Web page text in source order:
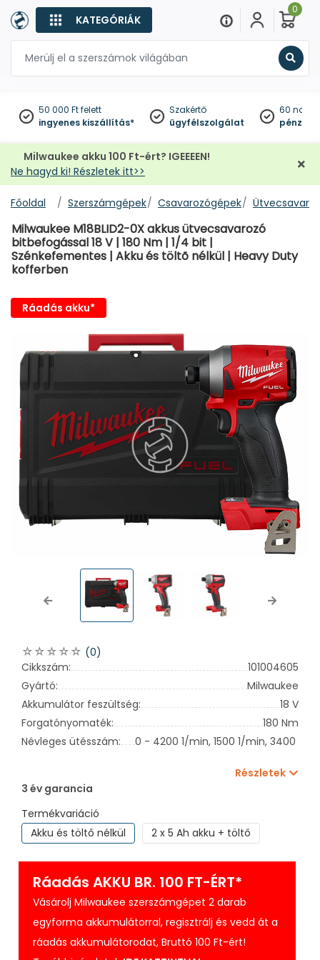
KATEGÓRIÁK
0
50 000 Ft felett
ingyenes kiszállítás*
Szakértő
ügyfélszolgálat
60
Milwaukee akku 100 Ft-ért? IGEEEEN!
Ne hagyd ki! Részletek itt>>
Főoldal Szerszámgépek Csavarozógépek
Milwaukee M18BLID2-0X akkus ütvecsavarozó
bitbefogással 18 V | 180 Nm | 1/4 bit |
Szénkefementes | Akku és töltõ nélkül | Heavy Duty
kofferben
Ráadás akku*
Previous Next
(0)
Cikkszám:
101004605
Gyártó:
Milwaukee
Akkumulátor feszültség:
18 V
Forgatónyomaték:
180 Nm
Névleges ütésszám:
0 - 4200 1/min, 1500 1/min, 3400 1/
Részletek
3 év garancia
Termékvariáció
Akku és töltő nélkül
2 x 5 Ah akku + töltő
Ráadás AKKU BR. 100 FT-ÉRT*
Vásárolj Milwaukee szerszámgépet 2 darab
egyforma akkumulátorral, regisztrálj és vedd át a
ráadás akkumulátorodat, Bruttó 100 Ft-ért!